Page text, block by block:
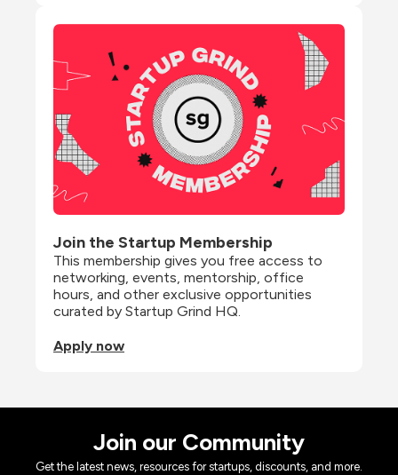
Join the Startup Membership
This membership gives you free access to
networking, events, mentorship, office
hours, and other exclusive opportunities
curated by Startup Grind HQ.
Apply now
Join our Community
Get the latest news, resources for startups, discounts, and more.